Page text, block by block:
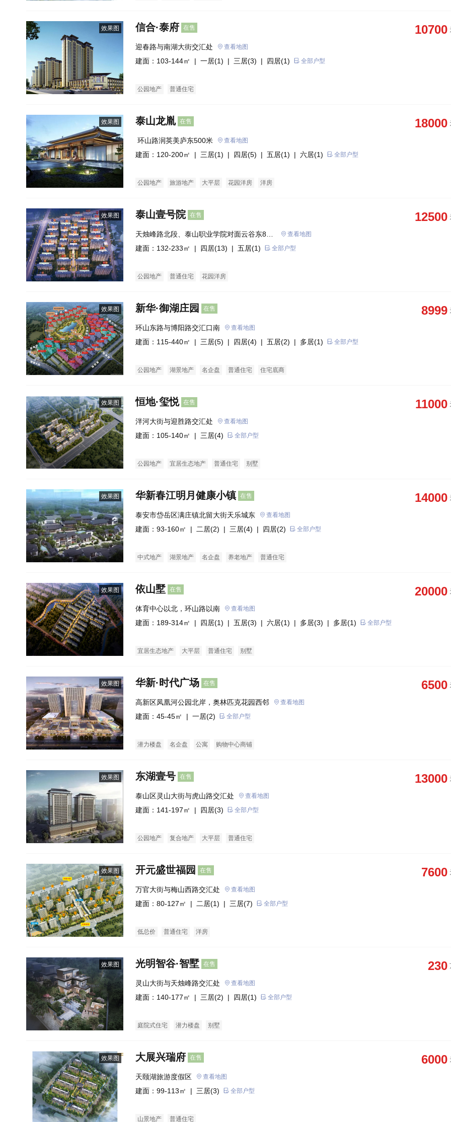
效果图 信合·泰府 在售 10700
迎春路与南湖大街交汇处 查看地图
建面：103-144㎡ | 一居(1) | 三居(3) | 四居(1) 全部户型
公园地产 普通住宅
效果图 泰山龙胤 在售 18000
环山路润英美庐东500米 查看地图
建面：120-200㎡ | 三居(1) | 四居(5) | 五居(1) | 六居(1) 全部户型
公园地产 旅游地产 大平层 花园洋房 洋房
效果图 泰山壹号院 在售 12500
天烛峰路北段、泰山职业学院对面云谷东88
米
查看地图
建面：132-233㎡ | 四居(13) | 五居(1) 全部户型
公园地产 普通住宅 花园洋房
效果图 新华·御湖庄园 在售 8999
环山东路与博阳路交汇口南 查看地图
建面：115-440㎡ | 三居(5) | 四居(4) | 五居(2) | 多居(1) 全部户型
公园地产 湖景地产 名企盘 普通住宅 住宅底商
效果图 恒地·玺悦 在售 11000
泮河大街与迎胜路交汇处 查看地图
建面：105-140㎡ | 三居(4) 全部户型
公园地产 宜居生态地产 普通住宅 别墅
效果图 华新春江明月健康小镇 在售 14000
泰安市岱岳区满庄镇北留大街天乐城东 查看地图
建面：93-160㎡ | 二居(2) | 三居(4) | 四居(2) 全部户型
中式地产 湖景地产 名企盘 养老地产 普通住宅
效果图 依山墅 在售 20000
体育中心以北，环山路以南 查看地图
建面：189-314㎡ | 四居(1) | 五居(3) | 六居(1) | 多居(3) | 多居(1) 全部户型
宜居生态地产 大平层 普通住宅 别墅
效果图 华新·时代广场 在售 6500
高新区凤凰河公园北岸，奥林匹克花园西邻 查看地图
建面：45-45㎡ | 一居(2) 全部户型
潜力楼盘 名企盘 公寓 购物中心商铺
效果图 东湖壹号 在售 13000
泰山区灵山大街与虎山路交汇处 查看地图
建面：141-197㎡ | 四居(3) 全部户型
公园地产 复合地产 大平层 普通住宅
效果图 开元盛世福园 在售 7600
万官大街与梅山西路交汇处 查看地图
建面：80-127㎡ | 二居(1) | 三居(7) 全部户型
低总价 普通住宅 洋房
效果图 光明智谷·智墅 在售 230
灵山大街与天烛峰路交汇处 查看地图
建面：140-177㎡ | 三居(2) | 四居(1) 全部户型
庭院式住宅 潜力楼盘 别墅
效果图 大展兴瑞府 在售 6000
天颐湖旅游度假区 查看地图
建面：99-113㎡ | 三居(3) 全部户型
山景地产 普通住宅